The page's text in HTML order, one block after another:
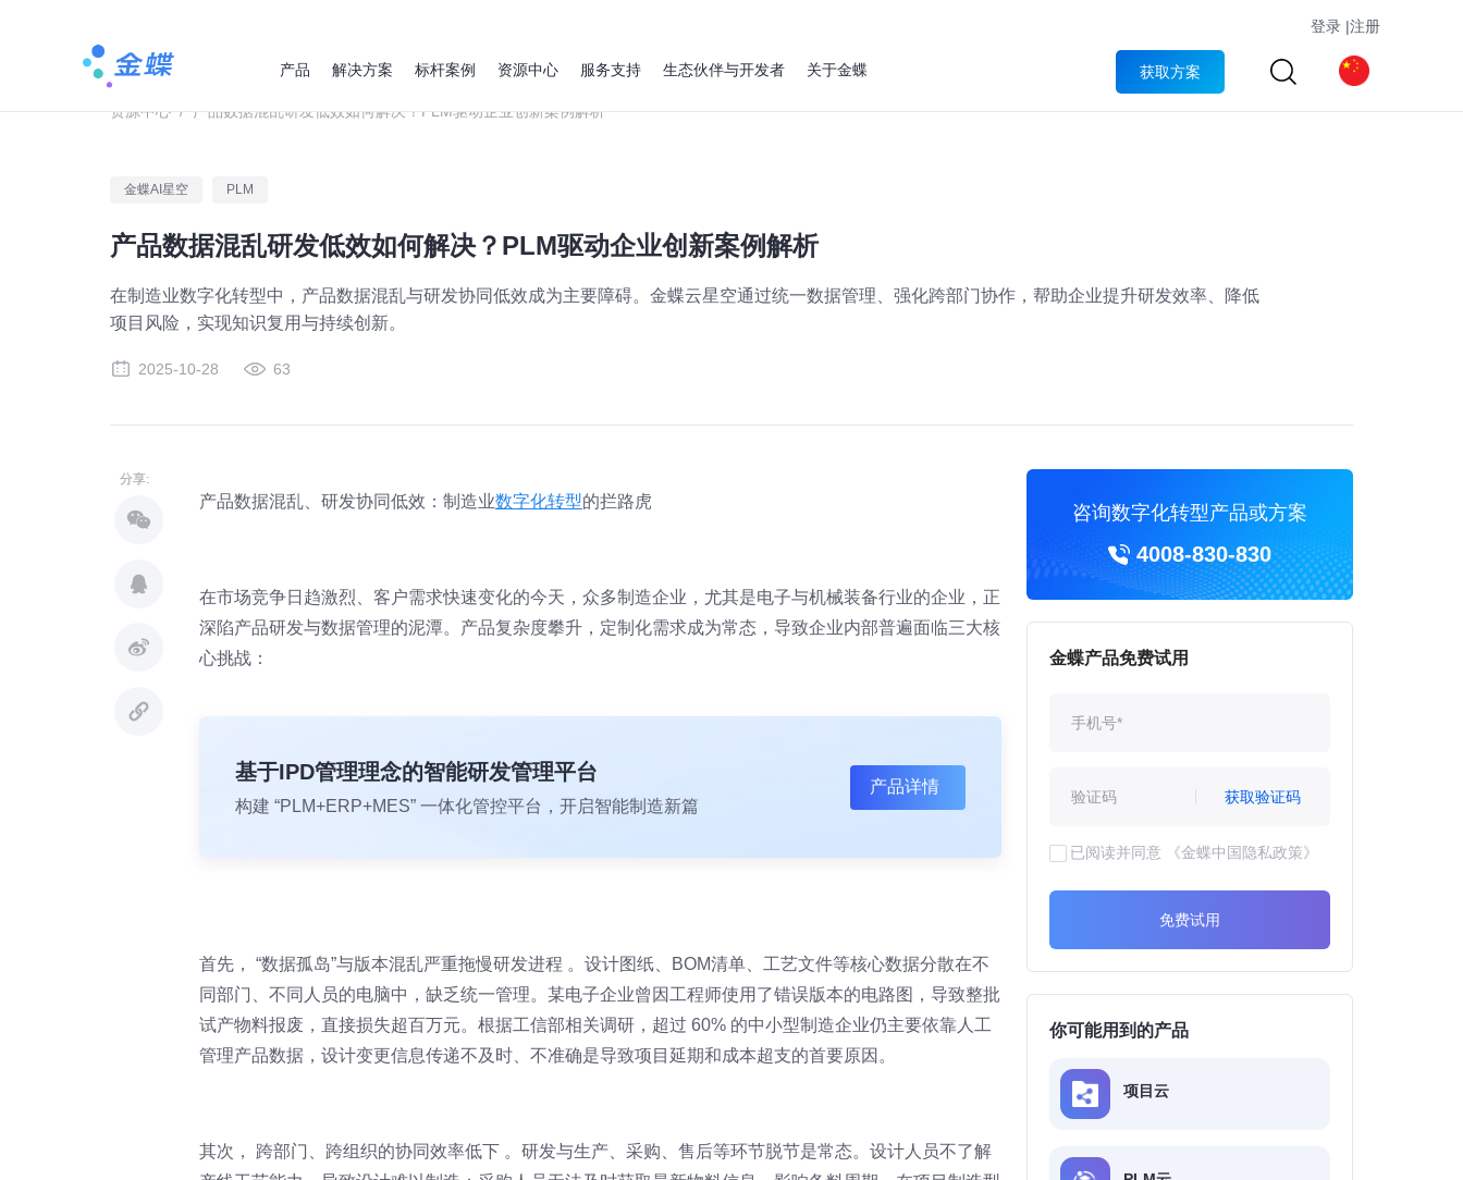
登录 |注册
产品 解决方案 标杆案例 资源中心 服务支持 生态伙伴与开发者 关于金蝶 获取方案
资源中心 / 产品数据混乱研发低效如何解决？PLM驱动企业创新案例解析
金蝶AI星空 PLM
产品数据混乱研发低效如何解决？PLM驱动企业创新案例解析
在制造业数字化转型中，产品数据混乱与研发协同低效成为主要障碍。金蝶云星空通过统一数据管理、强化跨部门协作，帮助企业提升研发效率、降低
项目风险，实现知识复用与持续创新。
2025-10-28 63
分享:
产品数据混乱、研发协同低效：制造业数字化转型的拦路虎
在市场竞争日趋激烈、客户需求快速变化的今天，众多制造企业，尤其是电子与机械装备行业的企业，正
深陷产品研发与数据管理的泥潭。产品复杂度攀升，定制化需求成为常态，导致企业内部普遍面临三大核
心挑战：
基于IPD管理理念的智能研发管理平台
构建 “PLM+ERP+MES” 一体化管控平台，开启智能制造新篇
产品详情
首先， “数据孤岛”与版本混乱严重拖慢研发进程 。设计图纸、BOM清单、工艺文件等核心数据分散在不
同部门、不同人员的电脑中，缺乏统一管理。某电子企业曾因工程师使用了错误版本的电路图，导致整批
试产物料报废，直接损失超百万元。根据工信部相关调研，超过 60% 的中小型制造企业仍主要依靠人工
管理产品数据，设计变更信息传递不及时、不准确是导致项目延期和成本超支的首要原因。
其次， 跨部门、跨组织的协同效率低下 。研发与生产、采购、售后等环节脱节是常态。设计人员不了解
咨询数字化转型产品或方案
4008-830-830
金蝶产品免费试用
获取验证码
已阅读并同意 《金蝶中国隐私政策》
免费试用
你可能用到的产品
项目云